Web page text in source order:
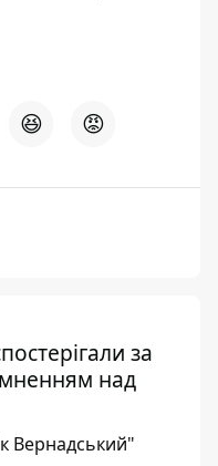
😆 😡
за
над
Вернадський"